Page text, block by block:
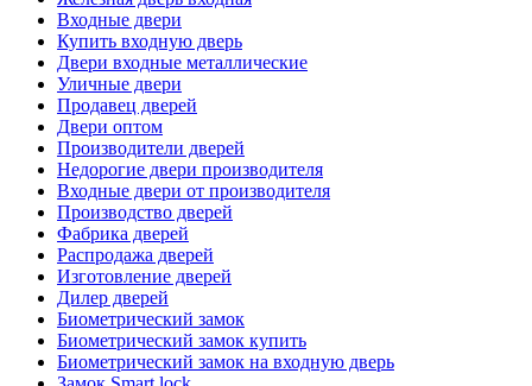
Входные двери
Купить входную дверь
Двери входные металлические
Уличные двери
Продавец дверей
Двери оптом
Производители дверей
Недорогие двери производителя
Входные двери от производителя
Производство дверей
Фабрика дверей
Распродажа дверей
Изготовление дверей
Дилер дверей
Биометрический замок
Биометрический замок купить
Биометрический замок на входную дверь